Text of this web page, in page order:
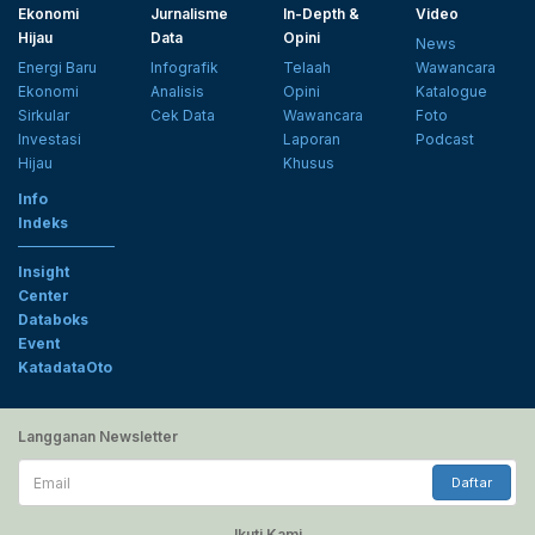
Ekonomi
Hijau
Energi Baru
Ekonomi
Sirkular
Investasi
Hijau
Jurnalisme
Data
Infografik
Analisis
Cek Data
In-Depth &
Opini
Telaah
Opini
Wawancara
Laporan
Khusus
Video
News
Wawancara
Katalogue
Foto
Podcast
Info
Indeks
Insight
Center
Databoks
Event
KatadataOto
Langganan Newsletter
Email
Daftar